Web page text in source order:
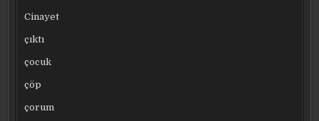
Cinayet
çıktı
çocuk
çöp
çorum